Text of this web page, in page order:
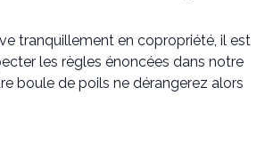
tranquillement en copropriété, il est
les règles énoncées dans notre
boule de poils ne dérangerez alors